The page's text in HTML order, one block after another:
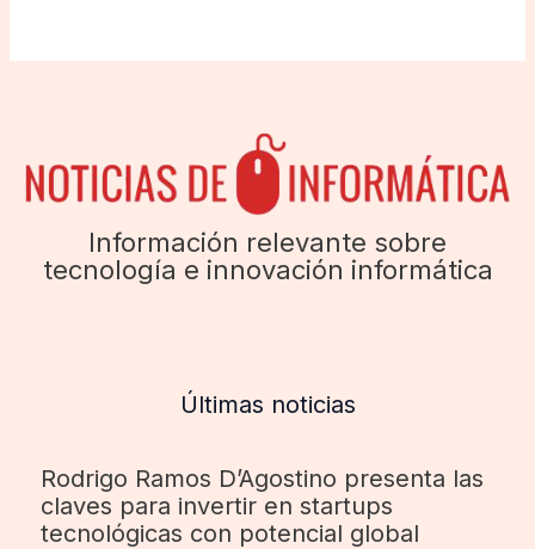
Información relevante sobre
tecnología e innovación informática
Últimas noticias
Rodrigo Ramos D’Agostino presenta las
claves para invertir en startups
tecnológicas con potencial global